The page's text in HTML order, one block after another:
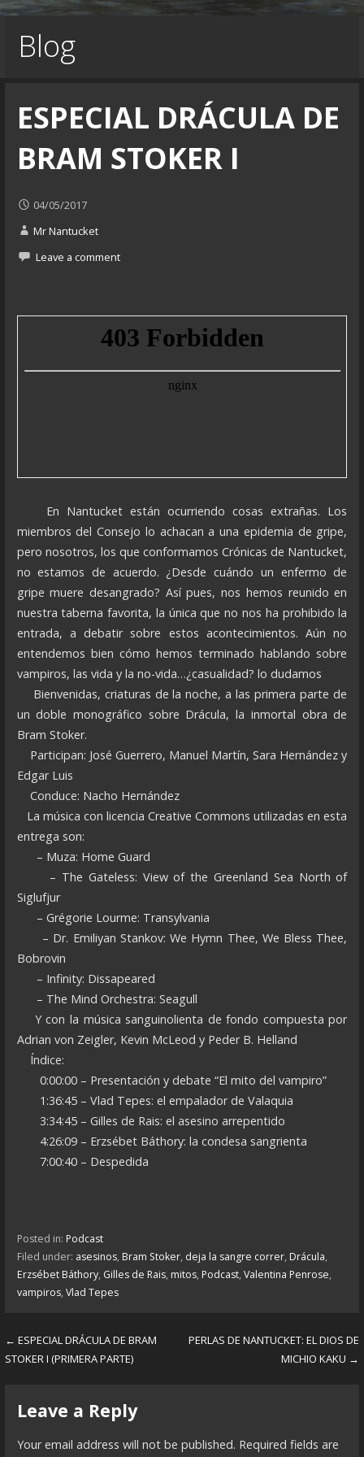
Blog
ESPECIAL DRÁCULA DE
BRAM STOKER I
04/05/2017
Mr Nantucket
Leave a comment
En Nantucket están ocurriendo cosas extrañas. Los
miembros del Consejo lo achacan a una epidemia de gripe,
pero nosotros, los que conformamos Crónicas de Nantucket,
no estamos de acuerdo. ¿Desde cuándo un enfermo de
gripe muere desangrado? Así pues, nos hemos reunido en
nuestra taberna favorita, la única que no nos ha prohibido la
entrada, a debatir sobre estos acontecimientos. Aún no
entendemos bien cómo hemos terminado hablando sobre
vampiros, las vida y la no-vida…¿casualidad? lo dudamos
Bienvenidas, criaturas de la noche, a las primera parte de
un doble monográfico sobre Drácula, la inmortal obra de
Bram Stoker.
Participan: José Guerrero, Manuel Martín, Sara Hernández y
Edgar Luis
Conduce: Nacho Hernández
La música con licencia Creative Commons utilizadas en esta
entrega son:
– Muza: Home Guard
– The Gateless: View of the Greenland Sea North of
Siglufjur
– Grégorie Lourme: Transylvania
– Dr. Emiliyan Stankov: We Hymn Thee, We Bless Thee,
Bobrovin
– Infinity: Dissapeared
– The Mind Orchestra: Seagull
Y con la música sanguinolienta de fondo compuesta por
Adrian von Zeigler, Kevin McLeod y Peder B. Helland
Índice:
0:00:00 – Presentación y debate “El mito del vampiro”
1:36:45 – Vlad Tepes: el empalador de Valaquia
3:34:45 – Gilles de Rais: el asesino arrepentido
4:26:09 – Erzsébet Báthory: la condesa sangrienta
7:00:40 – Despedida
Posted in: Podcast
Filed under: asesinos, Bram Stoker, deja la sangre correr, Drácula,
Erzsébet Báthory, Gilles de Rais, mitos, Podcast, Valentina Penrose,
vampiros, Vlad Tepes
P
← ESPECIAL DRÁCULA DE BRAM
STOKER I (PRIMERA PARTE)
PERLAS DE NANTUCKET: EL DIOS DE
MICHIO KAKU →
Leave a Reply
Your email address will not be published. Required fields are